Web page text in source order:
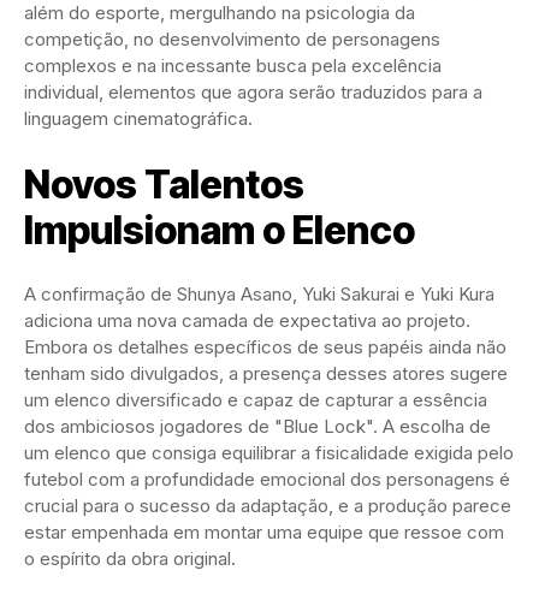
além do esporte, mergulhando na psicologia da
competição, no desenvolvimento de personagens
complexos e na incessante busca pela excelência
individual, elementos que agora serão traduzidos para a
linguagem cinematográfica.
Novos Talentos
Impulsionam o Elenco
A confirmação de Shunya Asano, Yuki Sakurai e Yuki Kura
adiciona uma nova camada de expectativa ao projeto.
Embora os detalhes específicos de seus papéis ainda não
tenham sido divulgados, a presença desses atores sugere
um elenco diversificado e capaz de capturar a essência
dos ambiciosos jogadores de "Blue Lock". A escolha de
um elenco que consiga equilibrar a fisicalidade exigida pelo
futebol com a profundidade emocional dos personagens é
crucial para o sucesso da adaptação, e a produção parece
estar empenhada em montar uma equipe que ressoe com
o espírito da obra original.